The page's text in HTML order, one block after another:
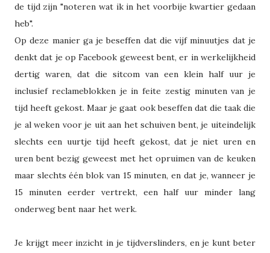
de tijd zijn "noteren wat ik in het voorbije kwartier gedaan
heb".
Op deze manier ga je beseffen dat die vijf minuutjes dat je
denkt dat je op Facebook geweest bent, er in werkelijkheid
dertig waren, dat die sitcom van een klein half uur je
inclusief reclameblokken je in feite zestig minuten van je
tijd heeft gekost. Maar je gaat ook beseffen dat die taak die
je al weken voor je uit aan het schuiven bent, je uiteindelijk
slechts een uurtje tijd heeft gekost, dat je niet uren en
uren bent bezig geweest met het opruimen van de keuken
maar slechts één blok van 15 minuten, en dat je, wanneer je
15 minuten eerder vertrekt, een half uur minder lang
onderweg bent naar het werk.
Je krijgt meer inzicht in je tijdverslinders, en je kunt beter